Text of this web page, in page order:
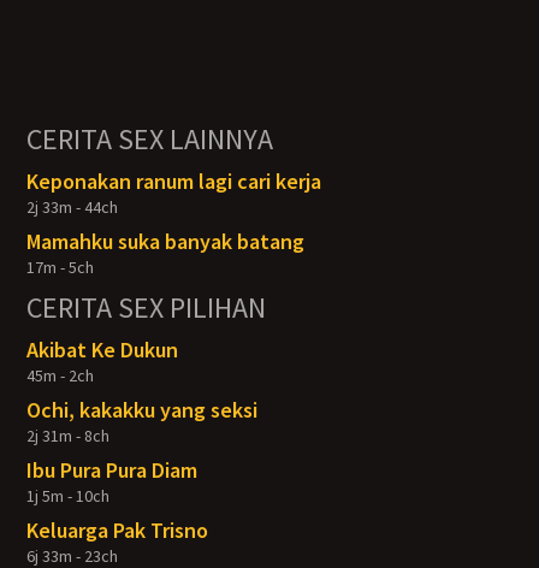
CERITA SEX LAINNYA
Keponakan ranum lagi cari kerja
2j 33m - 44ch
Mamahku suka banyak batang
17m - 5ch
CERITA SEX PILIHAN
Akibat Ke Dukun
45m - 2ch
Ochi, kakakku yang seksi
2j 31m - 8ch
Ibu Pura Pura Diam
1j 5m - 10ch
Keluarga Pak Trisno
6j 33m - 23ch